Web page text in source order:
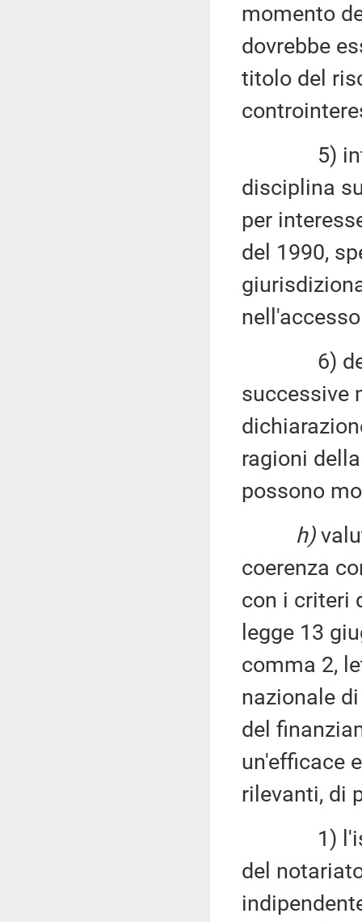
momento
dovrebbe
titolo del
5)
disciplina
per
del 1990,
6)
successive
ragioni
possono
h)
coerenza
con i criteri
legge 13
comma 2,
nazionale
del
un'efficace
rilevanti, di
1)
del